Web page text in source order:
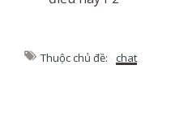
Thuộc chủ đề: chat